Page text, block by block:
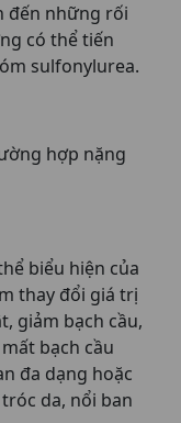
đến những rối
có thể tiến
sulfonylurea.
hợp nặng
biểu hiện của
thay đổi giá trị
giảm bạch cầu,
bạch cầu
đa dạng hoặc
da, nổi ban